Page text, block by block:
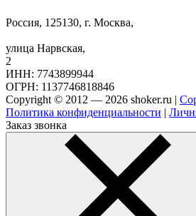
Россия, 125130, г. Москва,
улица Нарвская,
2
ИНН: 7743899944
ОГРН: 1137746818846
Copyright © 2012 — 2026 shoker.ru |
Политика конфиденциальности |
Заказ звонка